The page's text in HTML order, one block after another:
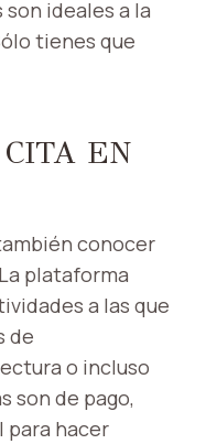
ideales a la
tienes que
EN
conocer
plataforma
a las que
de
o incluso
son de pago,
para hacer